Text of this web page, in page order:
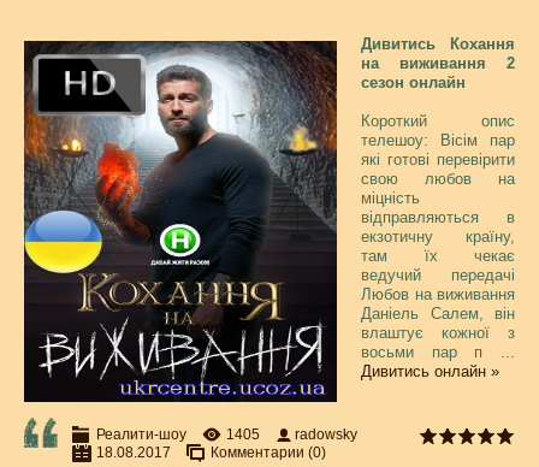
Дивитись Кохання
на виживання 2
сезон онлайн
Короткий опис
телешоу: Вісім пар
які готові перевірити
свою любов на
міцність
відправляються в
екзотичну країну,
там їх чекає
ведучий передачі
Любов на виживання
Даніель Салем, він
влаштує кожної з
восьми пар п ...
Дивитись онлайн »
Реалити-шоу 1405
radowsky
18.08.2017
Комментарии (0)